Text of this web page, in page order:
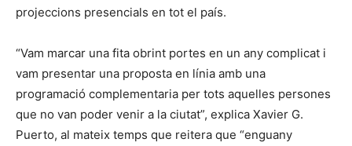
projeccions presencials en tot el país.
“Vam marcar una fita obrint portes en un any complicat i
vam presentar una proposta en línia amb una
programació complementaria per tots aquelles persones
que no van poder venir a la ciutat”, explica Xavier G.
Puerto, al mateix temps que reitera que “enguany